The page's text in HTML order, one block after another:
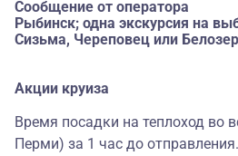
Сообщение от оператора
Рыбинск; одна экскурсия на
Сизьма, Череповец или
Акции круиза
Время посадки на теплоход во
Перми) за 1 час до отправления.